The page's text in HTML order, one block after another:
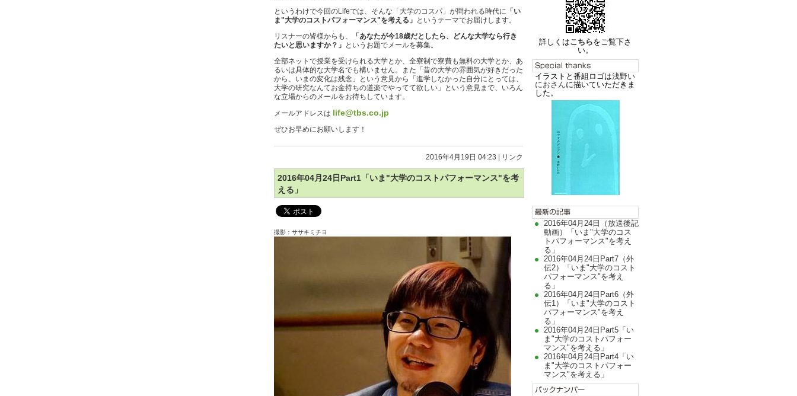
詳しくはこちらをご覧下さ
い。
イラストと番組ロゴは浅野い
におさんに描いていただきま
した。
2016年04月24日（放送後記
動画）「いま"大学のコス
トパフォーマンス"を考え
る」
2016年04月24日Part7（外
伝2）「いま"大学のコスト
パフォーマンス"を考え
る」
2016年04月24日Part6（外
伝1）「いま"大学のコスト
パフォーマンス"を考え
る」
2016年04月24日Part5「い
ま"大学のコストパフォー
マンス"を考える」
2016年04月24日Part4「い
ま"大学のコストパフォー
マンス"を考える」
というわけで今回のLifeでは、そんな「大学のコスパ」が問われる時代に 「い
ま"大学のコストパフォーマンス"を考える」 というテーマでお届けします。
リスナーの皆様からも、
「あなたが今18歳だとしたら、どんな大学なら行き
たいと思いますか？」 というお題でメールを募集。
全部ネットで授業を受けられる大学とか、全寮制で寮費も無料の大学とか、あ
るいは具体的な大学名でも構いません。また「昔の大学の雰囲気が好きだった
から、いまの変化は残念」という意見から「進学しなかった自分にとっては、
大学の研究なんてお金持ちの道楽でやってて欲しい」という意見まで、いろん
な立場からのメールをお待ちしています。
メールアドレスは life@tbs.co.jp
ぜひお早めにお願いします！
2016年4月19日 04:23 リンク
2016年04月24日Part1「いま"大学のコストパフォーマンス"を考
える」
撮影：ササキミチヨ